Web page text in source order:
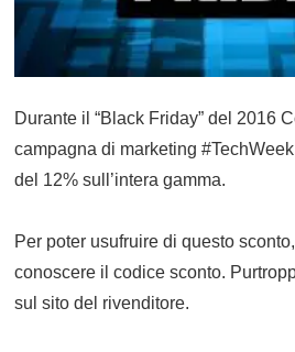
Durante il “Black Friday” del 2016
campagna di marketing
del 12% sull’intera gamma.
Per poter usufruire di questo
conoscere il codice sconto.
sul sito del rivenditore.